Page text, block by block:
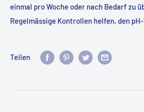
einmal pro Woche oder nach Bedarf zu
Regelmässige Kontrollen helfen, den
Teilen